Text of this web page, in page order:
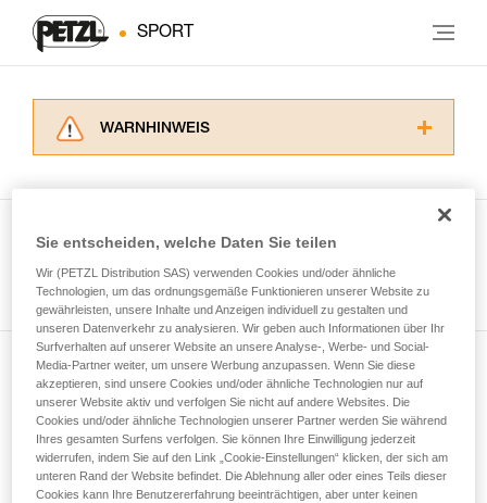
SPORT
WARNHINWEIS
ziehen. Um diese Zusatzinformationen
der Gebrauchsanweisung enthaltenen
Informationen richtig verstanden haben.
Die Beherrschung dieser Techniken setzt eine
entsprechende Ausbildung und ein spezielles
Training voraus. Prüfen Sie zusammen mit
einem Profi, ob Sie in der Lage sind, den
Vorgang alleine sicher zu wiederholen, bevor
Sie ihn eigenständig durchführen.
Wir geben Beispiele für die mit Ihrer Aktivität
verbundenen Techniken. Möglicherweise gibt es
noch andere Techniken, die hier nicht
Alle Techniken ansehen
Newsletter abonnieren
und auf dem Laufenden bleiben
Email *
Sie entscheiden, welche Daten Sie teilen
Wir (PETZL Distribution SAS) verwenden Cookies und/oder ähnliche
Technologien, um das ordnungsgemäße Funktionieren unserer Website zu
gewährleisten, unsere Inhalte und Anzeigen individuell zu gestalten und
unseren Datenverkehr zu analysieren. Wir geben auch Informationen über Ihr
Surfverhalten auf unserer Website an unsere Analyse-, Werbe- und Social-
Media-Partner weiter, um unsere Werbung anzupassen. Wenn Sie diese
akzeptieren, sind unsere Cookies und/oder ähnliche Technologien nur auf
unserer Website aktiv und verfolgen Sie nicht auf andere Websites. Die
Cookies und/oder ähnliche Technologien unserer Partner werden Sie während
Ihres gesamten Surfens verfolgen. Sie können Ihre Einwilligung jederzeit
widerrufen, indem Sie auf den Link „Cookie-Einstellungen“ klicken, der sich am
unteren Rand der Website befindet. Die Ablehnung aller oder eines Teils dieser
Cookies kann Ihre Benutzererfahrung beeinträchtigen, aber unter keinen